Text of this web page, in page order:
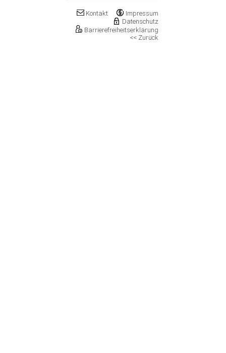
Impressum
Kontakt
Datenschutz
Barrierefreiheitserklärung
<< Zurück